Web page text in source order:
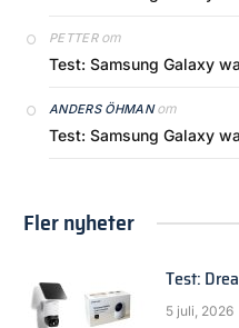
PETTERom
Test: Samsung Galaxy
ANDERS ÖHMANom
Test: Samsung Galaxy
Fler nyheter
Test:
5 juli, 2026